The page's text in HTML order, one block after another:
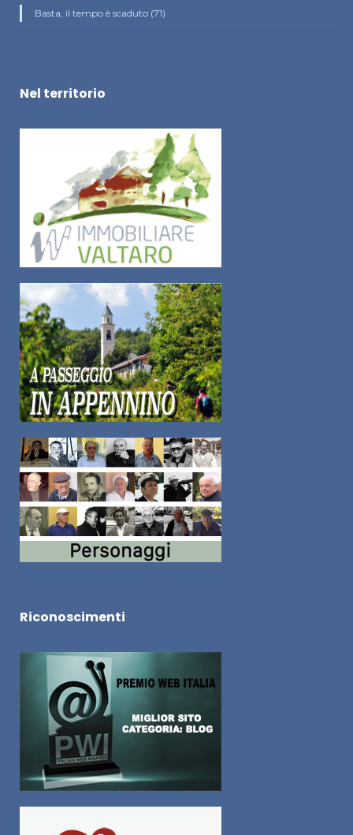
Basta, il tempo è scaduto (71)
Nel territorio
Riconoscimenti